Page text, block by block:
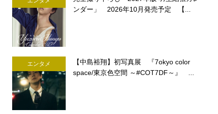
ンダー」 2026年10月発売予定 【...
エンタメ
【中島裕翔】初写真展 『7okyo color
space/東京色空間 ～#COT7DF～』 ...